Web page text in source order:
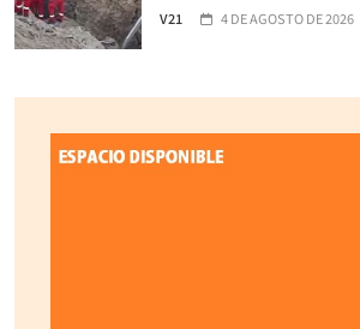
V21 4 DE AGOSTO DE 2026